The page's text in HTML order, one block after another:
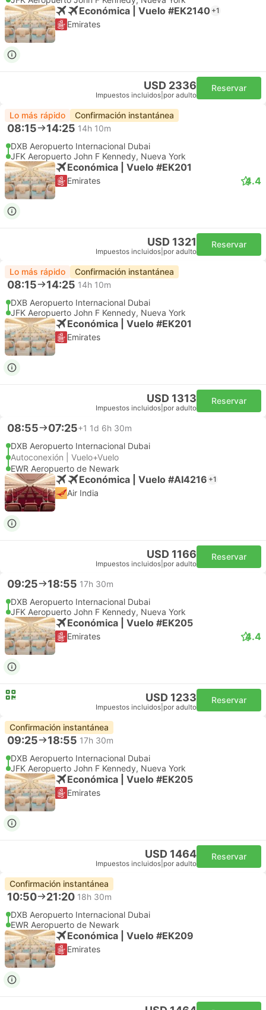
Económica | Vuelo #EK2140 +1
Emirates
USD 2336
Impuestos incluidos por adulto
Reservar
Lo más rápido Confirmación instantánea
08:15 14:25 14h 10m
DXB Aeropuerto Internacional Dubai
JFK Aeropuerto John F Kennedy, Nueva York
Económica | Vuelo #EK201
Emirates 4.4
USD 1321
Impuestos incluidos por adulto
Reservar
Lo más rápido Confirmación instantánea
08:15 14:25 14h 10m
DXB Aeropuerto Internacional Dubai
JFK Aeropuerto John F Kennedy, Nueva York
Económica | Vuelo #EK201
Emirates
USD 1313
Impuestos incluidos por adulto
Reservar
08:55 07:25+1 1d 6h 30m
DXB Aeropuerto Internacional Dubai
Autoconexión | Vuelo+Vuelo
EWR Aeropuerto de Newark
Económica | Vuelo #AI4216 +1
Air India
USD 1166
Impuestos incluidos por adulto
Reservar
09:25 18:55 17h 30m
DXB Aeropuerto Internacional Dubai
JFK Aeropuerto John F Kennedy, Nueva York
Económica | Vuelo #EK205
Emirates 4.4
USD 1233
Impuestos incluidos por adulto
Reservar
Confirmación instantánea
09:25 18:55 17h 30m
DXB Aeropuerto Internacional Dubai
JFK Aeropuerto John F Kennedy, Nueva York
Económica | Vuelo #EK205
Emirates
USD 1464
Impuestos incluidos por adulto
Reservar
Confirmación instantánea
10:50 21:20 18h 30m
DXB Aeropuerto Internacional Dubai
EWR Aeropuerto de Newark
Económica | Vuelo #EK209
Emirates